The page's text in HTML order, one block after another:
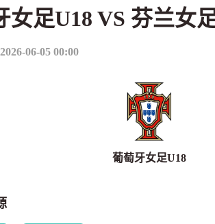
女足U18 VS 芬兰女
06-05 00:00
葡萄牙女足U18